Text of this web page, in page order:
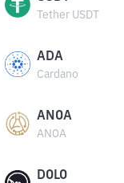
Tether USDT
ADA
Cardano
ANOA
ANOA
DOLO